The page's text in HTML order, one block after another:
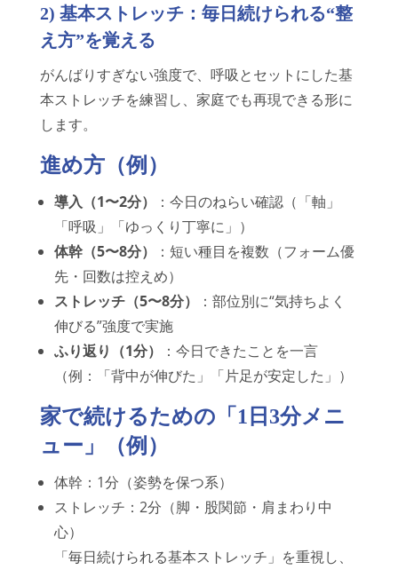
2) 基本ストレッチ：毎日続けられる“整
え方”を覚える
がんばりすぎない強度で、呼吸とセットにした基
本ストレッチを練習し、家庭でも再現できる形に
します。
進め方（例）
導入（1〜2分）
：今日のねらい確認（「軸」
「呼吸」「ゆっくり丁寧に」）
体幹（5〜8分）
：短い種目を複数（フォーム優
先・回数は控えめ）
ストレッチ（5〜8分）
：部位別に“気持ちよく
伸びる”強度で実施
ふり返り（1分）
：今日できたことを一言
（例：「背中が伸びた」「片足が安定した」）
家で続けるための「1日3分メニ
ュー」（例）
体幹：1分（姿勢を保つ系）
ストレッチ：2分（脚・股関節・肩まわり中
心）
「毎日続けられる基本ストレッチ」を重視し、